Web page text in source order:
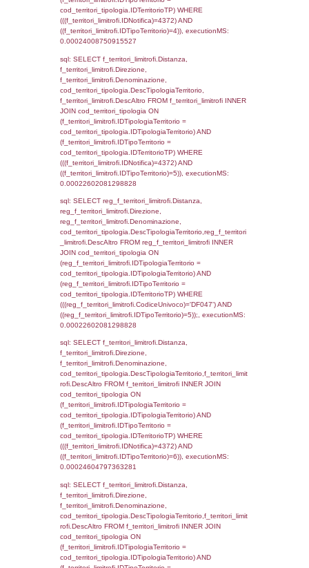
sql: SELECT Ispezione, IDArticoloComma,
StatoIspezione,
DATE_FORMAT(DataChiusura, '%d/%m/
DataChiusura,
'%d/%m/%Y') as DataUltimoPIR FROM
WHERE (((d3_ispezioni.IDNotifica)=4372)),
0.00019192695617676
sql: SELECT el_nazioni.DescIT,
FROM f_confini_stato INNER JOIN
f_confini_stato.IDStato = el_nazioni.IDStato
f_confini_stato.IDNotifica = 4372;,
0.00020790100097656
sql: SELECT el_regioni.Regione,
el_comuni.Comune,
f_confini INNER JOIN ((el_comuni INNER
ON el_comuni.IstProvincia =
INNER JOIN el_regioni ON
el_regioni.IstRegione) ON
el_comuni.IstComune WHERE
(((f_confini.IDNotifica)=4372));,
0.0001981258392334
sql: SELECT
SEPARATOR '; ') AS DescAltro,
f_territori_limitrofi INNER JOIN
(f_territori_limitrofi.IDTipologiaTerritorio =
cod_territori_tipologia.IDTipologiaTerritorio
f_territori_limitrofi.IDTipoTerritorio =
cod_territori_tipologia.IDTerritorioTP )
((f_territori_limitrofi.IDNotifica) = 4372 ) AND
cod_territori_tipologia.IDTerritorioTP = 1)